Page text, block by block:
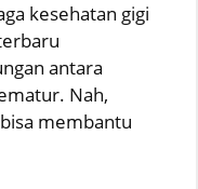
kesehatan gigi
antara
Nah,
membantu